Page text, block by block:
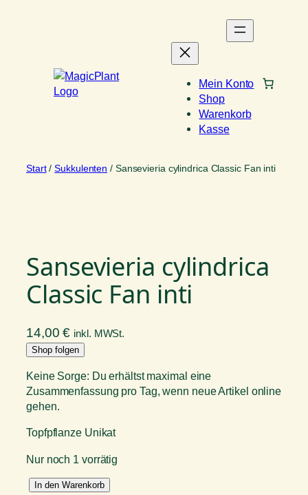
Mein Konto
Shop
Warenkorb
Kasse
Start/Sukkulenten / Sansevieria cylindrica Classic Fan inti
Sansevieria cylindrica
Classic Fan inti
14,00€ inkl. MWSt.
Shop folgen
Keine Sorge: Du erhältst maximal eine
Zusammenfassung pro Tag, wenn neue Artikel online
gehen.
Topfpflanze Unikat
Nur noch 1 vorrätig
In den Warenkorb